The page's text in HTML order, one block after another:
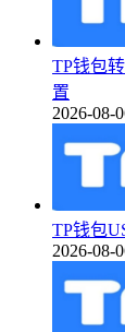
TP钱包
置
2026-08-
TP钱包
2026-08-